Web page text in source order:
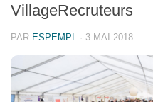
VillageRecruteurs
PAR ESPEMPL · 3 MAI 2018